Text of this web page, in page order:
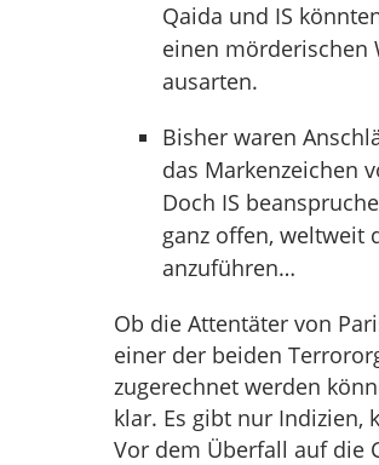
Qaida und IS
einen mörderischen
ausarten.
Bisher waren
das Markenzeichen
Doch IS
ganz offen, weltweit
anzuführen…
Ob die Attentäter von
einer der beiden
zugerechnet werden
klar. Es gibt nur Indizien,
Vor dem Überfall auf die